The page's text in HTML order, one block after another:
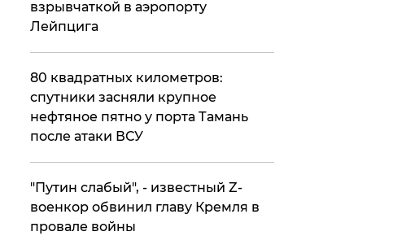
взрывчаткой в аэропорту
Лейпцига
80 квадратных километров:
спутники засняли крупное
нефтяное пятно у порта Тамань
после атаки ВСУ
​"Путин слабый", - известный Z-
военкор обвинил главу Кремля в
провале войны